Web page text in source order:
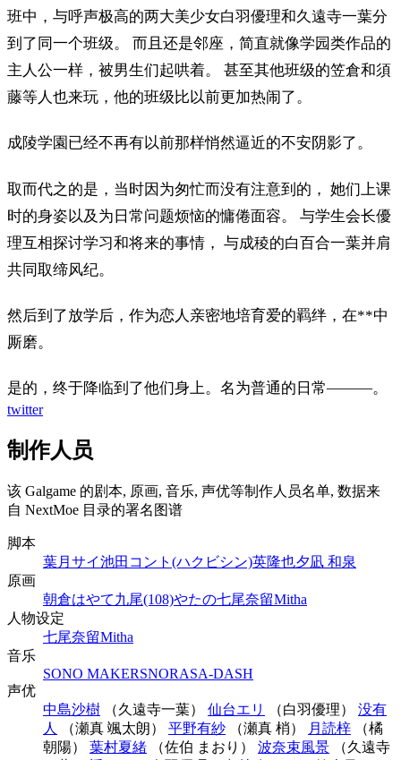
班中，与呼声极高的两大美少女白羽優理和久遠寺一葉分
到了同一个班级。 而且还是邻座，简直就像学园类作品的
主人公一样，被男生们起哄着。 甚至其他班级的笠倉和須
藤等人也来玩，他的班级比以前更加热闹了。
成陵学園已经不再有以前那样悄然逼近的不安阴影了。
取而代之的是，当时因为匆忙而没有注意到的， 她们上课
时的身姿以及为日常问题烦恼的慵倦面容。 与学生会长優
理互相探讨学习和将来的事情， 与成稜的白百合一葉并肩
共同取缔风纪。
然后到了放学后，作为恋人亲密地培育爱的羁绊，在**中
厮磨。
是的，终于降临到了他们身上。名为普通的日常―――。
twitter
制作人员
该 Galgame 的剧本, 原画, 音乐, 声优等制作人员名单, 数据来
自 NextMoe 目录的署名图谱
脚本
葉月サイ池田コント(ハクビシン)英隆也夕凪 和泉
原画
朝倉はやて九尾(108)やたの七尾奈留Mitha
人物设定
七尾奈留Mitha
音乐
SONO MAKERSNORASA-DASH
声优
中島沙樹 （久遠寺一葉） 仙台エリ （白羽優理） 没有
人
（瀬真 颯太朗） 平野有紗 （瀬真 梢） 月読梓 （橘
朝陽） 葉村夏緒 （佐伯 まおり） 波奈束風景 （久遠寺